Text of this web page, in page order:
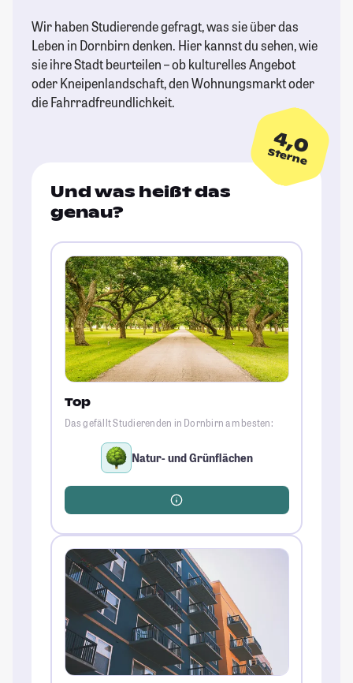
Wir haben Studierende gefragt, was sie über das
Leben in Dornbirn denken. Hier kannst du sehen, wie
sie ihre Stadt beurteilen – ob kulturelles Angebot
oder Kneipenlandschaft, den Wohnungsmarkt oder
die Fahrradfreundlichkeit.
4,0
Sterne
Und was heißt das
genau?
Top
Das gefällt Studierenden in Dornbirn am besten:
Natur- und Grünflächen